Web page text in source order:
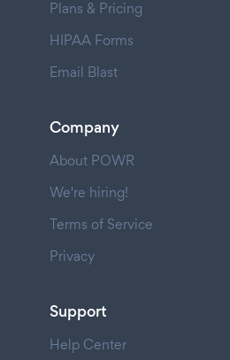
Plans & Pricing
HIPAA Forms
Email Blast
Company
About POWR
We're hiring!
Terms of Service
Privacy
Support
Help Center